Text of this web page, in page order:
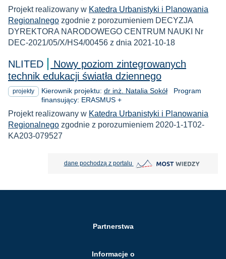
Projekt realizowany w Katedra Urbanistyki i Planowania
Regionalnego zgodnie z porozumieniem DECYZJA
DYREKTORA NARODOWEGO CENTRUM NAUKI Nr
DEC-2021/05/X/HS4/00456 z dnia 2021-10-18
NLITED
Nowy poziom zintegrowanych
technik edukacji światła dziennego
projekty Kierownik projektu: dr inż. Natalia SokółProgram
finansujący: ERASMUS +
Projekt realizowany w Katedra Urbanistyki i Planowania
Regionalnego zgodnie z porozumieniem 2020-1-1T02-
KA203-079527
dane pochodzą z portalu MOST Wiedzy otwiera się w
Partnerstwa
Informacje o